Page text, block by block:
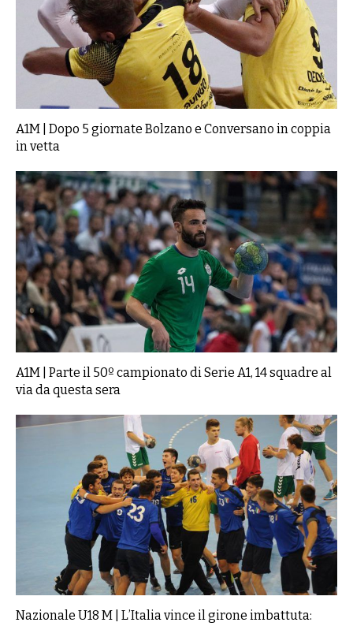
A1M | Dopo 5 giornate Bolzano e Conversano in coppia
in vetta
A1M | Parte il 50º campionato di Serie A1, 14 squadre al
via da questa sera
Nazionale U18 M | L’Italia vince il girone imbattuta: